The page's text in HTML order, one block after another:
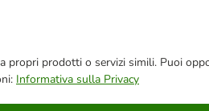
prodotti o servizi simili. Puoi
Informativa sulla Privacy